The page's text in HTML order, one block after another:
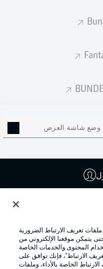
وضع شاشة العرض
تعريف الارتباط الضرورية
يتمكن موقعنا الإلكتروني من
المحتوى والخدمات الخاصة
الارتباط"، فإنك توافق على
الخاصة بالأداء، وملفات